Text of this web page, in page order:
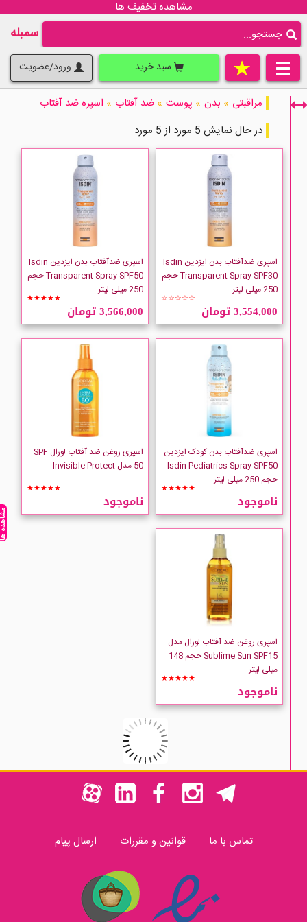
مشاهده تخفیف ها
سمبله
سبد خرید ورود/عضویت
فقط نمایش کالاهای موجود
ISDIN
LOREAL
مراقبتی » بدن » پوست » ضد آفتاب » اسپره ضد آفتاب
در حال نمایش 5 مورد از 5 مورد
اسپری ضدآفتاب بدن ایزدین Isdin
Transparent Spray SPF30 حجم
250 میلی لیتر
☆☆☆☆☆
3,554,000 تومان
اسپری ضدآفتاب بدن ایزدین Isdin
Transparent Spray SPF50 حجم
250 میلی لیتر
★★★★★
3,566,000 تومان
اسپری ضدآفتاب بدن کودک ایزدین
Isdin Pediatrics Spray SPF50
حجم 250 میلی لیتر
★★★★★
ناموجود
اسپری روغن ضد آفتاب لورال SPF
50 مدل Invisible Protect
★★★★★
ناموجود
اسپری روغن ضد آفتاب لورال مدل
Sublime Sun SPF15 حجم 148
میلی لیتر
★★★★★
ناموجود
تماس با ما قوانین و مقررات ارسال پیام